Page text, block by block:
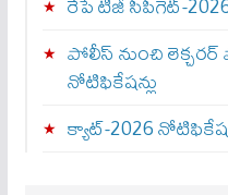
పోలీస్ నుంచి లెక్చరర్
నోటిఫికేషన్లు
క్యాట్-2026